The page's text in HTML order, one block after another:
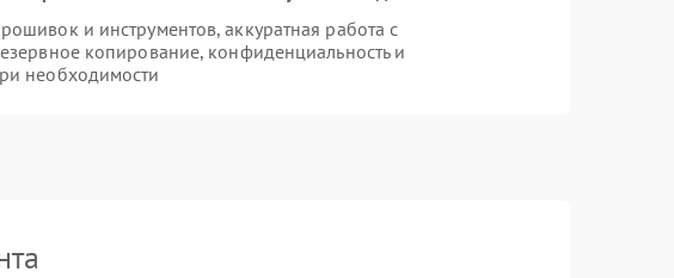
и инструментов, аккуратная работа с
копирование, конфиденциальность и
необходимости